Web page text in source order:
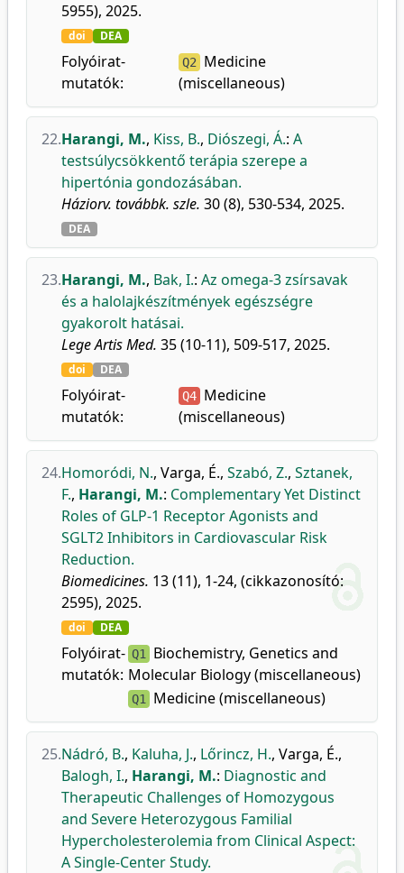
5955), 2025.
doi DEA
Folyóirat-
mutatók:
Q2
Medicine
(miscellaneous)
22.Harangi, M., Kiss, B., Diószegi, Á.: A
testsúlycsökkentő terápia szerepe a
hipertónia gondozásában.
Háziorv. továbbk. szle. 30 (8), 530-534, 2025.
DEA
23.Harangi, M., Bak, I.: Az omega-3 zsírsavak
és a halolajkészítmények egészségre
gyakorolt hatásai.
Lege Artis Med. 35 (10-11), 509-517, 2025.
doi DEA
Folyóirat-
mutatók:
Q4 Medicine
(miscellaneous)
24.Homoródi, N., Varga, É., Szabó, Z., Sztanek,
F., Harangi, M.: Complementary Yet Distinct
Roles of GLP-1 Receptor Agonists and
SGLT2 Inhibitors in Cardiovascular Risk
Reduction.
Biomedicines. 13 (11), 1-24, (cikkazonosító:
2595), 2025.
doi DEA
Folyóirat-
mutatók:
Q1 Biochemistry, Genetics and
Molecular Biology (miscellaneous)
Q1 Medicine (miscellaneous)
25.Nádró, B., Kaluha, J., Lőrincz, H., Varga, É.,
Balogh, I., Harangi, M.: Diagnostic and
Therapeutic Challenges of Homozygous
and Severe Heterozygous Familial
Hypercholesterolemia from Clinical Aspect:
A Single-Center Study.